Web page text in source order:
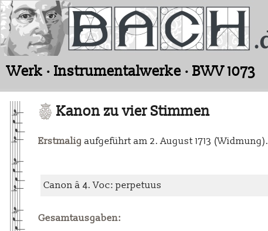
Werk · Instrumentalwerke · BWV 1073
Kanon zu vier Stimmen
Erstmalig aufgeführt am 2. August 1713 (Widmung).
Canon â 4. Voc: perpetuus
Gesamtausgaben: